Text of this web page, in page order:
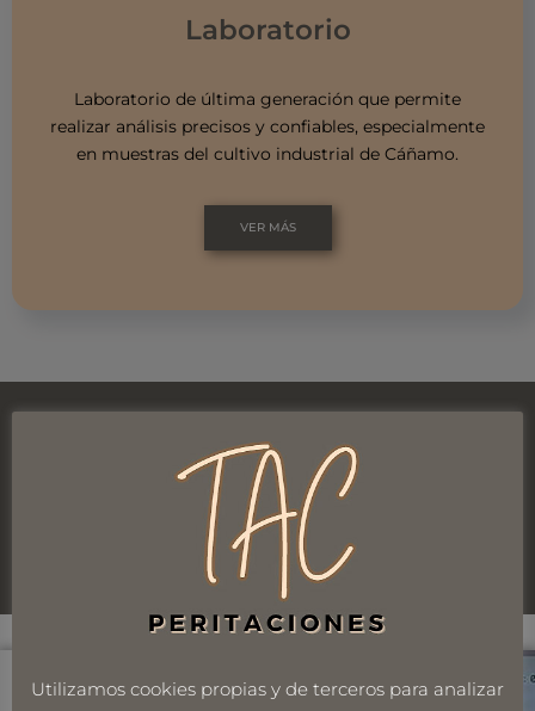
Laboratorio
Laboratorio de última generación que permite
realizar análisis precisos y confiables, especialmente
en muestras del cultivo industrial de Cáñamo.
VER MÁS
PERFIL PROFESIONAL
TOMÁS ALONSO DE CORCUERA
Utilizamos cookies propias y de terceros para analizar